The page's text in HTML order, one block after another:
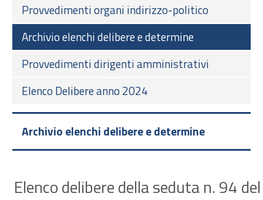
Provvedimenti organi indirizzo-politico
Archivio elenchi delibere e determine
Provvedimenti dirigenti amministrativi
Elenco Delibere anno 2024
Archivio elenchi delibere e determine
Elenco delibere della seduta n. 94